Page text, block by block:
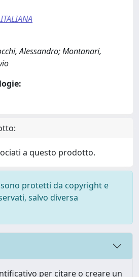
Alessandro; Montanari,
a questo prodotto.
protetti da copyright e
salvo diversa
per citare o creare un